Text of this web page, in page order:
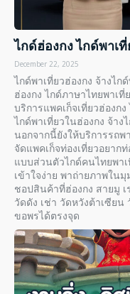
ไกด์ฮ่องกง ไกด์พาเ
December 22, 2025
ไกด์พาเที่ยวฮ่องกง จ้างไก
ฮ่องกง ไกด์ภาษาไทยพาเ
บริการแพคเก็จเที่ยวฮ่องก
ไกด์พาเที่ยวในฮ่องกง จ้าง
นอกจากนี้ยังให้บริการรถ
จัดแพคเก็จท่องเที่ยวอยาก
แบบส่วนตัวไกด์คนไทยพา
เข้าใจง่าย พาถ่ายภาพใน
ชอปสินค้าที่ฮ่องกง สายมู
วัดดัง เช่า วัดหวังต้าเซีย
ขอพรได้ตรงจุด